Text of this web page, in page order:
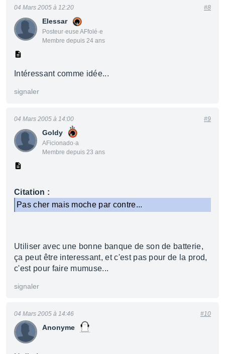
Elessar
Posteur·euse AFfolé·e
Membre depuis 24 ans
04 Mars 2005 à 12:20 #8
Intéressant comme idée...
signaler
Goldy
AFicionado·a
Membre depuis 23 ans
04 Mars 2005 à 14:00 #9
Citation :
Pas cher mais moche par contre...
Utiliser avec une bonne banque de son de batterie,
ça peut être interessant, et c'est pas pour de la prod,
c'est pour faire mumuse...
signaler
Anonyme
04 Mars 2005 à 14:46 #10